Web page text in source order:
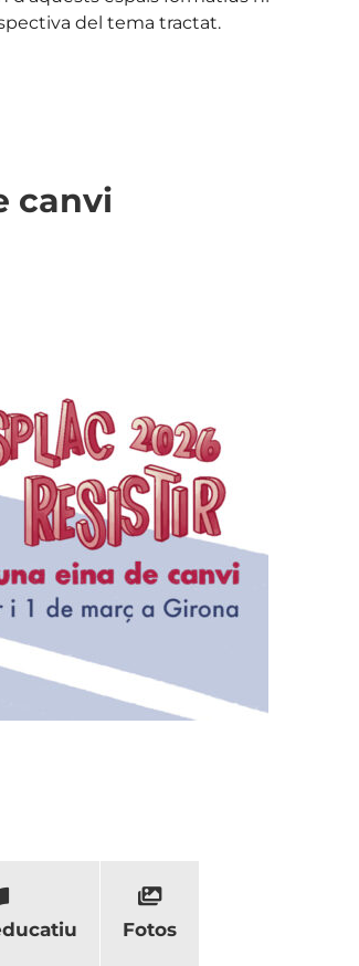
del tema tractat.
canvi
Fotos